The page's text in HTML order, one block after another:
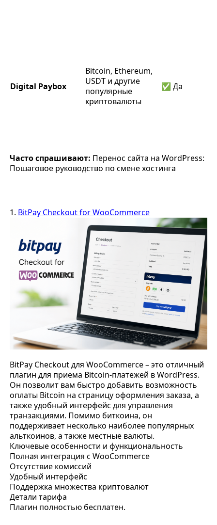
Digital Paybox
Bitcoin, Ethereum,
USDT и другие
популярные
криптовалюты
✅ Да
Часто спрашивают: Перенос сайта на WordPress:
Пошаговое руководство по смене хостинга
1. BitPay Checkout for WooCommerce
BitPay Checkout для WooCommerce – это отличный
плагин для приема Bitcoin-платежей в WordPress.
Он позволит вам быстро добавить возможность
оплаты Bitcoin на страницу оформления заказа, а
также удобный интерфейс для управления
транзакциями. Помимо биткоина, он
поддерживает несколько наиболее популярных
альткоинов, а также местные валюты.
Ключевые особенности и функциональность
Полная интеграция с WooCommerce
Отсутствие комиссий
Удобный интерфейс
Поддержка множества криптовалют
Детали тарифа
Плагин полностью бесплатен.